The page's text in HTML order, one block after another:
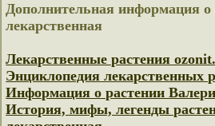
Дополнительная информация о
лекарственная
Лекарственные растения
Энциклопедия лекарственных
Информация о растении
История, мифы, легенды